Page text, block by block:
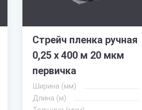
Стрейч пленка ручная
0,25 х 400 м 20 мкм
первичка
Ширина (мм)
Длина (м)